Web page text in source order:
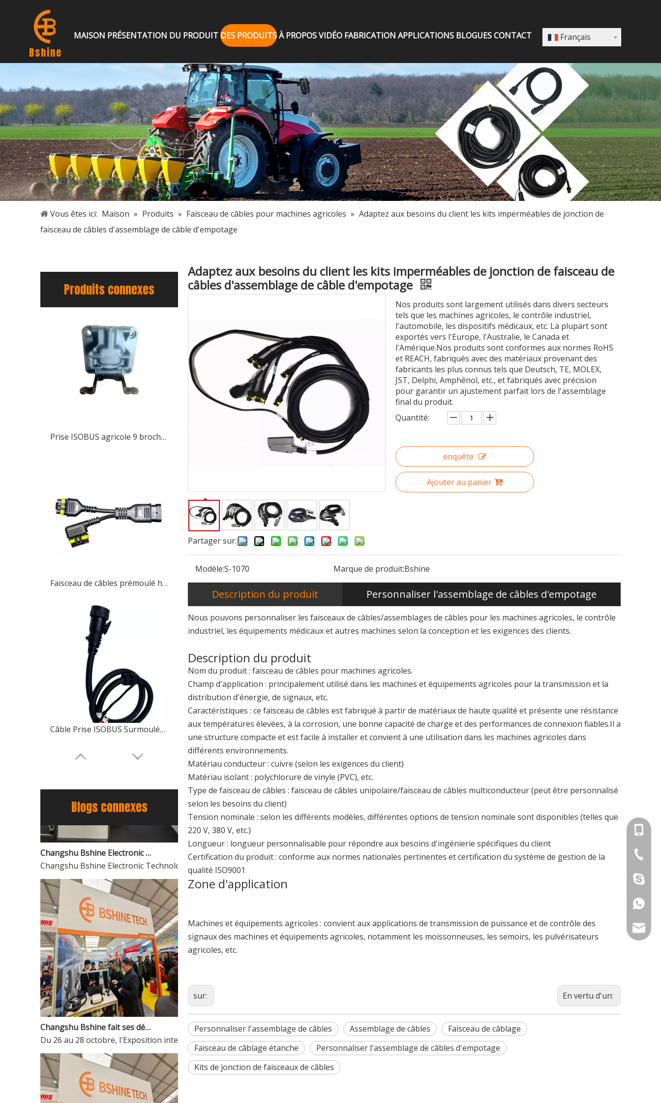
Bshine
MAISON PRÉSENTATION DU PRODUITDES PRODUITSÀ PROPOSVIDÉO FABRICATION APPLICATIONS BLOGUESCONTACT Français
Vous êtes ici: Maison » Produits » Faisceau de câbles pour machines agricoles » Adaptez aux besoins du client les kits imperméables de jonction de
faisceau de câbles d'assemblage de câble d'empotage
Produits connexes
Prise ISOBUS agricole 9 broches, types maître/esclave/passage disponibles
Faisceau de câbles prémoulé haute performance AMP SUPERSEAL, résistant à l'eau
Câble Prise ISOBUS Surmoulée Personnalisable
Blogs connexes
Anhui Bshine Intelligent Technology Co., Ltd. a récemment annoncé le lancement de son projet Manufacturing Execution System (MES), qui vise à améliorer
Changshu Bshine Electronic Technology Co., Ltd. Brille à l'exposition du Brésil 2025
Changshu Bshine Electronic Technology Co., Ltd. Brille à l'exposition du Brésil 2025, attirant l'attention sur les solutions de harnais de fil et de connecteur.
Changshu Bshine fait ses débuts au Salon des machines agricoles de Wuhan 2025, présentant la solution de connectivité intelligente ISOBUS qui permet la modernisation de l'agriculture
Du 26 au 28 octobre, l'Exposition internationale des machines agricoles de Chine 2025, sur le thème « L'innovation et l'ouverture renforcent les équipements
Adaptez aux besoins du client les kits imperméables de jonction de faisceau de
câbles d'assemblage de câble d'empotage
Partager sur:
Nos produits sont largement utilisés dans divers secteurs
tels que les machines agricoles, le contrôle industriel,
l'automobile, les dispositifs médicaux, etc. La plupart sont
exportés vers l'Europe, l'Australie, le Canada et
l'Amérique.Nos produits sont conformes aux normes RoHS
et REACH, fabriqués avec des matériaux provenant des
fabricants les plus connus tels que Deutsch, TE, MOLEX,
JST, Delphi, Amphénol, etc., et fabriqués avec précision
pour garantir un ajustement parfait lors de l'assemblage
final du produit.
Quantité:
enquête
Ajouter au panier
Modèle:S-1070 Marque de produit:Bshine
Description du produit Personnaliser l'assemblage de câbles d'empotage
Nous pouvons personnaliser les faisceaux de câbles/assemblages de câbles pour les machines agricoles, le contrôle
industriel, les équipements médicaux et autres machines selon la conception et les exigences des clients.
Description du produit
Nom du produit : faisceau de câbles pour machines agricoles.
Champ d'application : principalement utilisé dans les machines et équipements agricoles pour la transmission et la
distribution d'énergie, de signaux, etc.
Caractéristiques : ce faisceau de câbles est fabriqué à partir de matériaux de haute qualité et présente une résistance
aux températures élevées, à la corrosion, une bonne capacité de charge et des performances de connexion fiables.Il a
une structure compacte et est facile à installer et convient à une utilisation dans les machines agricoles dans
différents environnements.
Matériau conducteur : cuivre (selon les exigences du client)
Matériau isolant : polychlorure de vinyle (PVC), etc.
Type de faisceau de câbles : faisceau de câbles unipolaire/faisceau de câbles multiconducteur (peut être personnalisé
selon les besoins du client)
Tension nominale : selon les différents modèles, différentes options de tension nominale sont disponibles (telles que
220 V, 380 V, etc.)
Longueur : longueur personnalisable pour répondre aux besoins d'ingénierie spécifiques du client
Certification du produit : conforme aux normes nationales pertinentes et certification du système de gestion de la
qualité ISO9001
Zone d'application
Machines et équipements agricoles : convient aux applications de transmission de puissance et de contrôle des
signaux des machines et équipements agricoles, notamment les moissonneuses, les semoirs, les pulvérisateurs
agricoles, etc.
sur: En vertu d'un:
Personnaliser l'assemblage de câbles Assemblage de câbles
Faisceau de câblage
Faisceau de câblage étanche
Personnaliser l'assemblage de câbles d'empotage
Kits de jonction de faisceaux de câbles
+86-
+86-